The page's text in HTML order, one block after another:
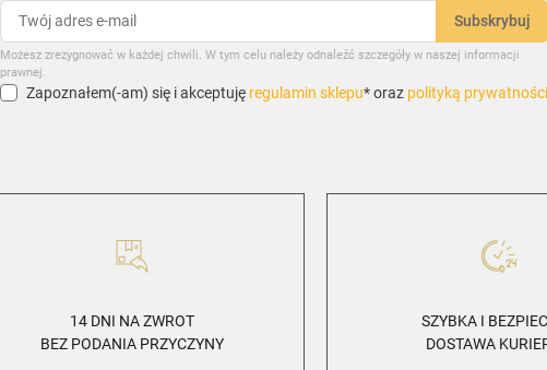
Możesz zrezygnować w każdej chwili. W tym celu należy odnaleźć szczegóły w naszej informacji
prawnej.
Zapoznałem(-am) się i akceptuję regulamin sklepu* oraz polityką prywatności
14 DNI NA ZWROT
BEZ PODANIA PRZYCZYNY
SZYBKA I
DOSTAWA